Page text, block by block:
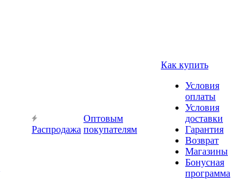
Распродажа
Оптовым
покупателям
Как купить
Условия
оплаты
Условия
доставки
Гарантия
Возврат
Магазины
Бонусная
программа